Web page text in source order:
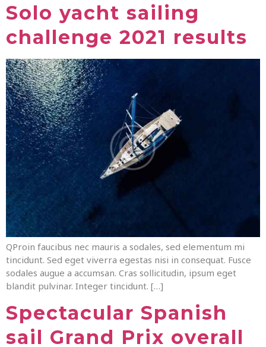
Solo yacht sailing
challenge 2021 results
QProin faucibus nec mauris a sodales, sed elementum mi
tincidunt. Sed eget viverra egestas nisi in consequat. Fusce
sodales augue a accumsan. Cras sollicitudin, ipsum eget
blandit pulvinar. Integer tincidunt. […]
Spectacular Spanish
sail Grand Prix overall